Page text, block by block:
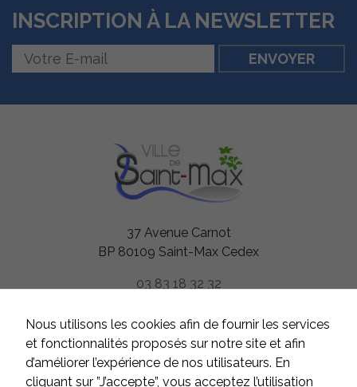
INSCRIPTION À LA NEWSLETTER
37 Avenue Carnot
BP 80109 Saint-Max Cedex
03 83 18 32 32
HORAIRES
Du lundi au jeudi
de 8h à 12h et de 13h à 17h
Le vendredi
Nous utilisons les cookies afin de fournir les services
et fonctionnalités proposés sur notre site et afin
d’améliorer l’expérience de nos utilisateurs. En
cliquant sur ”J’accepte”, vous acceptez l’utilisation